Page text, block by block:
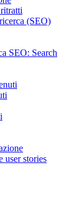
(SEO)
SEO: Search
user stories